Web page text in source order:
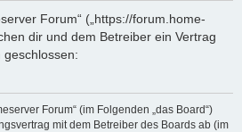
Forum“ („https://forum.home-
dir und dem Betreiber ein Vertrag
geschlossen:
Forum“ (im Folgenden „das Board“)
mit dem Betreiber des Boards ab (im